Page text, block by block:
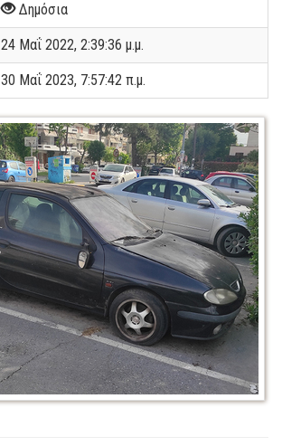
Δημόσια
24 Μαΐ 2022, 2:39:36 μ.μ.
30 Μαΐ 2023, 7:57:42 π.μ.